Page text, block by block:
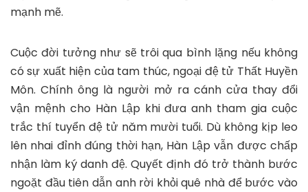
mạnh mẽ.
Cuộc đời tưởng như sẽ trôi qua bình lặng nếu không
có sự xuất hiện của tam thúc, ngoại đệ tử Thất Huyền
Môn. Chính ông là người mở ra cánh cửa thay đổi
vận mệnh cho Hàn Lập khi đưa anh tham gia cuộc
trắc thí tuyển đệ tử năm mười tuổi. Dù không kịp leo
lên nhai đỉnh đúng thời hạn, Hàn Lập vẫn được chấp
nhận làm ký danh đệ. Quyết định đó trở thành bước
ngoặt đầu tiên dẫn anh rời khỏi quê nhà để bước vào